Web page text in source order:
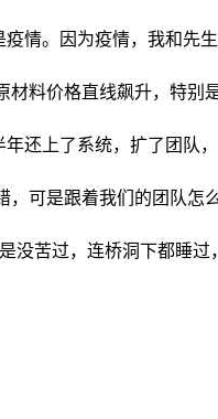
情。因为疫情，我和先
料价格直线飙升，特别
还上了系统，扩了团队
可是跟着我们的团队怎
没苦过，连桥洞下都睡